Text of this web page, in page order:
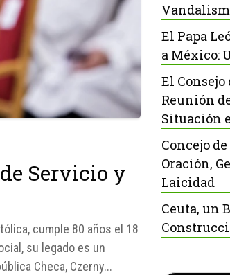
Servicio y
cumple 80 años el 18
su legado es un
Checa, Czerny...
El Papa
a México:
El Consejo
Reunión
Situación
Concejo
Oración,
Laicidad
Ceuta, un